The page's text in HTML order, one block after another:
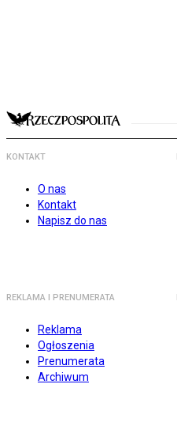
KONTAKT
O nas
Kontakt
Napisz do nas
REKLAMA I PRENUMERATA
Reklama
Ogłoszenia
Prenumerata
Archiwum